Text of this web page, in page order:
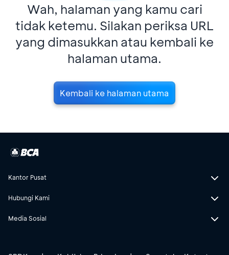
Wah, halaman yang kamu cari
tidak ketemu. Silakan periksa URL
yang dimasukkan atau kembali ke
halaman utama.
Kembali ke halaman utama
Kantor Pusat
Hubungi Kami
Media Sosial